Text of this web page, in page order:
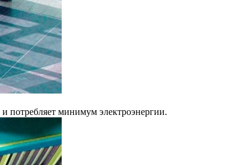
потребляет минимум электроэнергии.